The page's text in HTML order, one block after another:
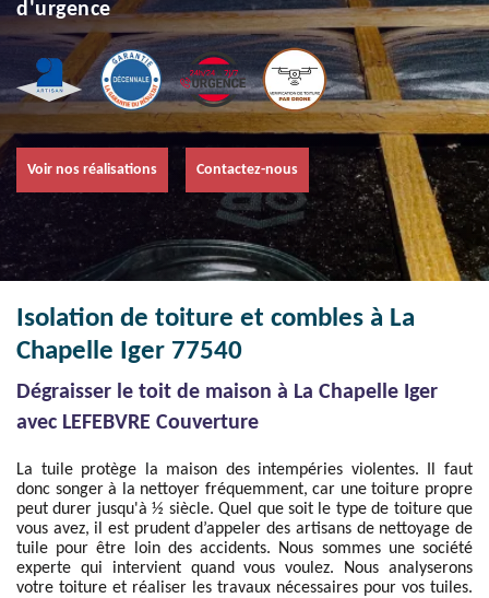
d'urgence
Voir nos réalisations Contactez-nous
Isolation de toiture et combles à La
Chapelle Iger 77540
Dégraisser le toit de maison à La Chapelle Iger
avec LEFEBVRE Couverture
La tuile protège la maison des intempéries violentes. Il faut
donc songer à la nettoyer fréquemment, car une toiture propre
peut durer jusqu'à ½ siècle. Quel que soit le type de toiture que
vous avez, il est prudent d’appeler des artisans de nettoyage de
tuile pour être loin des accidents. Nous sommes une société
experte qui intervient quand vous voulez. Nous analyserons
votre toiture et réaliser les travaux nécessaires pour vos tuiles.